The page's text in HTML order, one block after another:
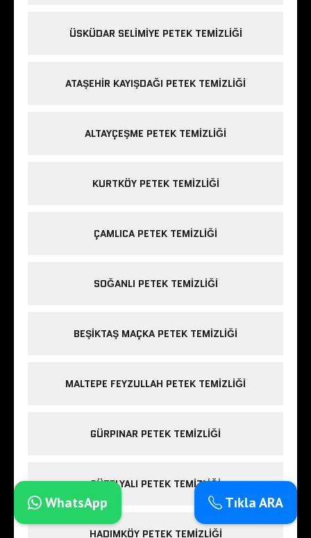
ÜSKÜDAR SELIMIYE PETEK TEMIZLIĞI
ATAŞEHIR KAYIŞDAĞI PETEK TEMIZLIĞI
ALTAYÇEŞME PETEK TEMIZLIĞI
KURTKÖY PETEK TEMIZLIĞI
ÇAMLICA PETEK TEMIZLIĞI
SOĞANLI PETEK TEMIZLIĞI
BEŞIKTAŞ MAÇKA PETEK TEMIZLIĞI
MALTEPE FEYZULLAH PETEK TEMIZLIĞI
GÜRPINAR PETEK TEMIZLIĞI
GÜZELYALI PETEK TEMIZLIĞI
HADIMKÖY PETEK TEMIZLIĞI
Tıkla ARA
WhatsApp